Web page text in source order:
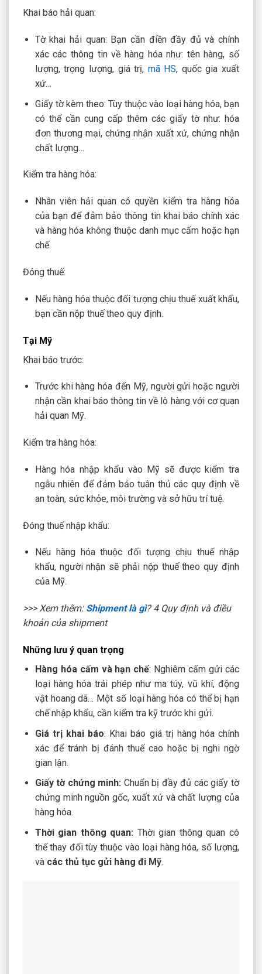
Khai báo hải quan:
Tờ khai hải quan: Bạn cần điền đầy đủ và chính
xác các thông tin về hàng hóa như: tên hàng, số
lượng, trọng lượng, giá trị, mã HS, quốc gia xuất
xứ…
Giấy tờ kèm theo: Tùy thuộc vào loại hàng hóa, bạn
có thể cần cung cấp thêm các giấy tờ như: hóa
đơn thương mại, chứng nhận xuất xứ, chứng nhận
chất lượng…
Kiểm tra hàng hóa:
Nhân viên hải quan có quyền kiểm tra hàng hóa
của bạn để đảm bảo thông tin khai báo chính xác
và hàng hóa không thuộc danh mục cấm hoặc hạn
chế.
Đóng thuế:
Nếu hàng hóa thuộc đối tượng chịu thuế xuất khẩu,
bạn cần nộp thuế theo quy định.
Tại Mỹ
Khai báo trước:
Trước khi hàng hóa đến Mỹ, người gửi hoặc người
nhận cần khai báo thông tin về lô hàng với cơ quan
hải quan Mỹ.
Kiểm tra hàng hóa:
Hàng hóa nhập khẩu vào Mỹ sẽ được kiểm tra
ngẫu nhiên để đảm bảo tuân thủ các quy định về
an toàn, sức khỏe, môi trường và sở hữu trí tuệ.
Đóng thuế nhập khẩu:
Nếu hàng hóa thuộc đối tượng chịu thuế nhập
khẩu, người nhận sẽ phải nộp thuế theo quy định
của Mỹ.
>>> Xem thêm: Shipment là gì? 4 Quy định và điều
khoản của shipment
Những lưu ý quan trọng
Hàng hóa cấm và hạn chế: Nghiêm cấm gửi các
loại hàng hóa trái phép như ma túy, vũ khí, động
vật hoang dã… Một số loại hàng hóa có thể bị hạn
chế nhập khẩu, cần kiểm tra kỹ trước khi gửi.
Giá trị khai báo: Khai báo giá trị hàng hóa chính
xác để tránh bị đánh thuế cao hoặc bị nghi ngờ
gian lận.
Giấy tờ chứng minh: Chuẩn bị đầy đủ các giấy tờ
chứng minh nguồn gốc, xuất xứ và chất lượng của
hàng hóa.
Thời gian thông quan: Thời gian thông quan có
thể thay đổi tùy thuộc vào loại hàng hóa, số lượng,
vàcác thủ tục gửi hàng đi Mỹ.